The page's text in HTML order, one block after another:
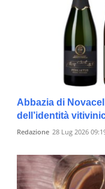
Abbazia di
dell’identità
Redazione 28 Lug 2026